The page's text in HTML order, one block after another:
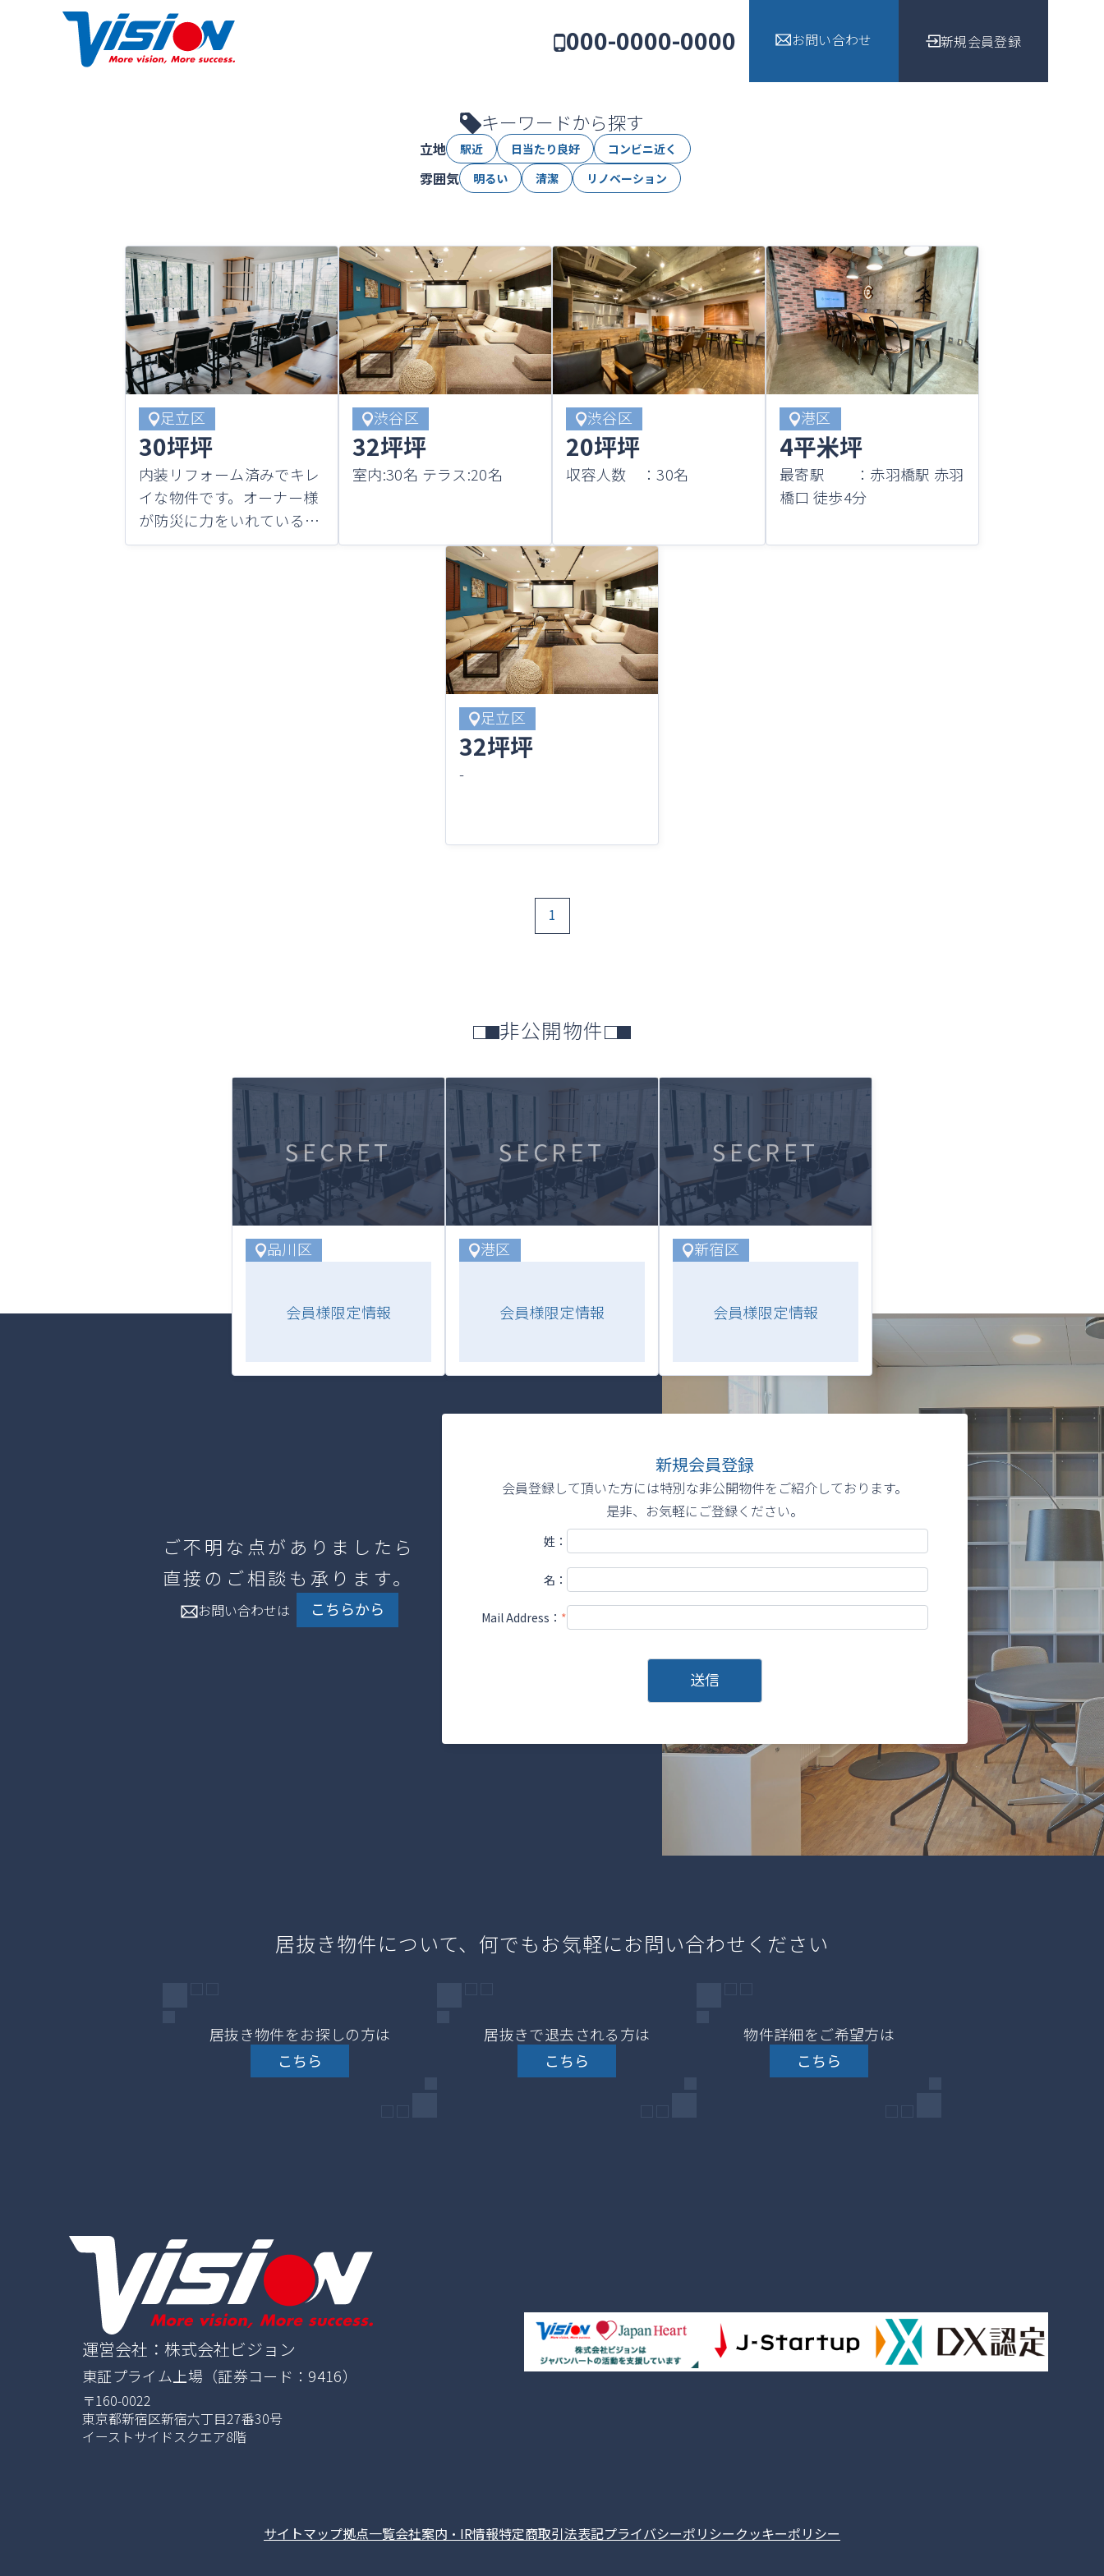
000-0000-0000 お問い合わせ 新規会員登録
キーワードから探す
立地 駅近 日当たり良好 コンビニ近く
雰囲気 明るい 清潔 リノベーション
足立区
30坪坪
内装リフォーム済みでキレ
イな物件です。オーナー様
が防災に力をいれているた
め、安心して転拠いただけ
渋谷区
32坪坪
室内:30名 テラス:20名
渋谷区
20坪坪
収容人数 ：30名
港区
4平米坪
最寄駅 ：赤羽橋駅 赤羽
橋口 徒歩4分
足立区
32坪坪
-
1
非公開物件
SECRET
品川区
会員様限定情報
SECRET
港区
会員様限定情報
SECRET
新宿区
会員様限定情報
ご不明な点がありましたら
直接のご相談も承ります。
お問い合わせは こちらから
新規会員登録
会員登録して頂いた方には特別な非公開物件をご紹介しております。
是非、お気軽にご登録ください。
姓：
名：
Mail Address： *
居抜き物件について、何でもお気軽にお問い合わせください
居抜き物件をお探しの方は
こちら
居抜きで退去される方は
こちら
物件詳細をご希望方は
こちら
運営会社：株式会社ビジョン
東証プライム上場（証券コード：9416）
〒160-0022
東京都新宿区新宿六丁目27番30号
イーストサイドスクエア8階
サイトマップ拠点一覧会社案内・IR情報特定商取引法表記プライバシーポリシークッキーポリシー